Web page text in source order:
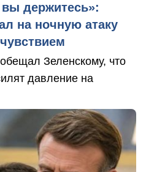
держитесь»:
на ночную атаку
Зеленскому, что
давление на